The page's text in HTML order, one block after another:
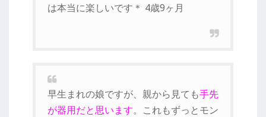
は本当に楽しいです＊ 4歳9ヶ月
早生まれの娘ですが、親から見ても手先
が器用だと思います。これもずっとモン